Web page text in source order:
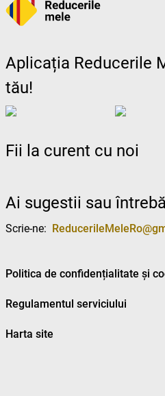
Aplicația Reducerile
tău!
Fii la curent cu noi
Ai sugestii sau
Scrie-ne:
Politica de confidențialitate și
Regulamentul serviciului
Harta site